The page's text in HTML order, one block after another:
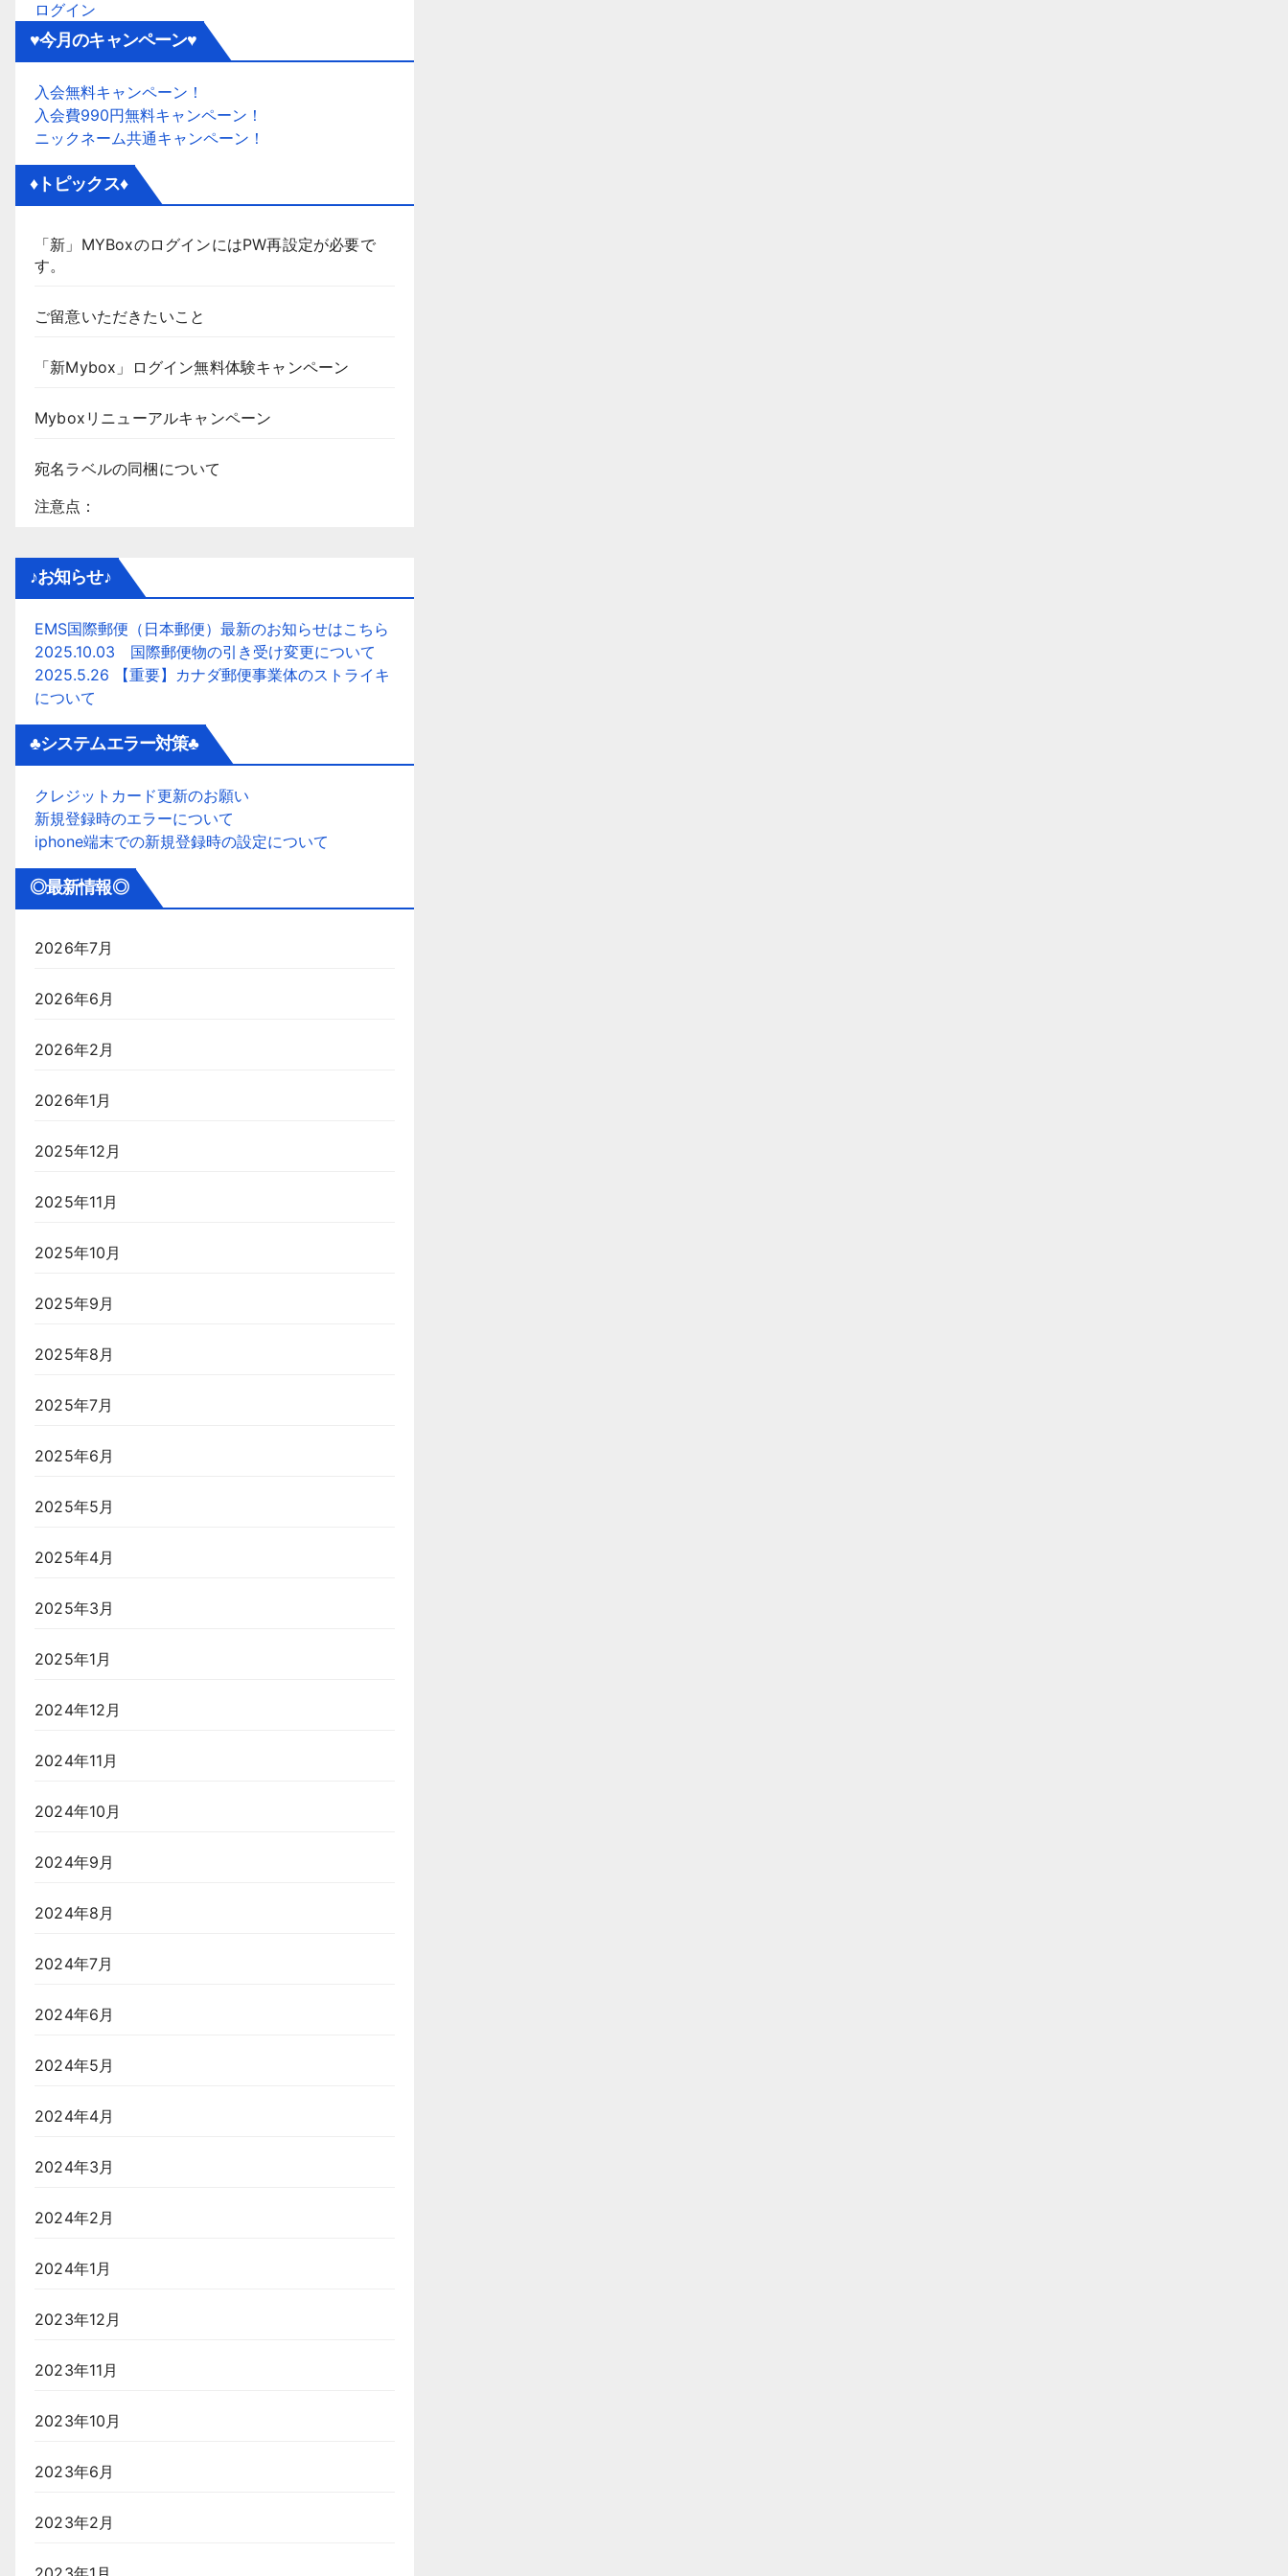
ログイン
♥今月のキャンペーン♥
入会無料キャンペーン！
入会費990円無料キャンペーン！
ニックネーム共通キャンペーン！
♦トピックス♦
「新」MYBoxのログインにはPW再設定が必要で
す。
ご留意いただきたいこと
「新Mybox」ログイン無料体験キャンペーン
Myboxリニューアルキャンペーン
宛名ラベルの同梱について
注意点：
♪お知らせ♪
EMS国際郵便（日本郵便）最新のお知らせはこちら
2025.10.03 国際郵便物の引き受け変更について
2025.5.26 【重要】カナダ郵便事業体のストライキ
について
♣システムエラー対策♣
クレジットカード更新のお願い
新規登録時のエラーについて
iphone端末での新規登録時の設定について
◎最新情報◎
2026年7月
2026年6月
2026年2月
2026年1月
2025年12月
2025年11月
2025年10月
2025年9月
2025年8月
2025年7月
2025年6月
2025年5月
2025年4月
2025年3月
2025年1月
2024年12月
2024年11月
2024年10月
2024年9月
2024年8月
2024年7月
2024年6月
2024年5月
2024年4月
2024年3月
2024年2月
2024年1月
2023年12月
2023年11月
2023年10月
2023年6月
2023年2月